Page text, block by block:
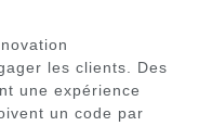
les clients. Des
une expérience
un code par